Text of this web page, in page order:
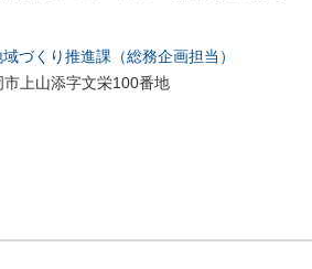
づくり推進課（総務企画担当）
上山添字文栄100番地